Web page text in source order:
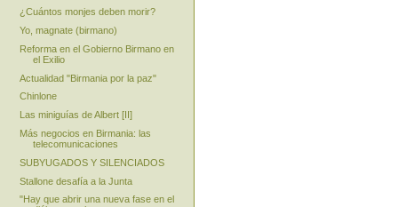
¿Cuántos monjes deben morir?
Yo, magnate (birmano)
Reforma en el Gobierno Birmano en
el Exilio
Actualidad "Birmania por la paz"
Chinlone
Las miniguías de Albert [II]
Más negocios en Birmania: las
telecomunicaciones
SUBYUGADOS Y SILENCIADOS
Stallone desafía a la Junta
"Hay que abrir una nueva fase en el